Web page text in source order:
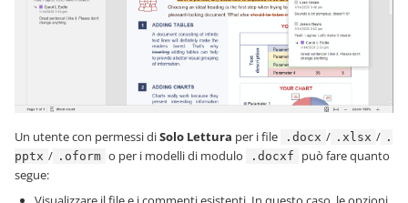
Un utente con permessi diSolo Lettura per i file .docx / .xlsx / .
pptx / .oform o per i modelli di modulo .docxf
può fare quanto
segue: